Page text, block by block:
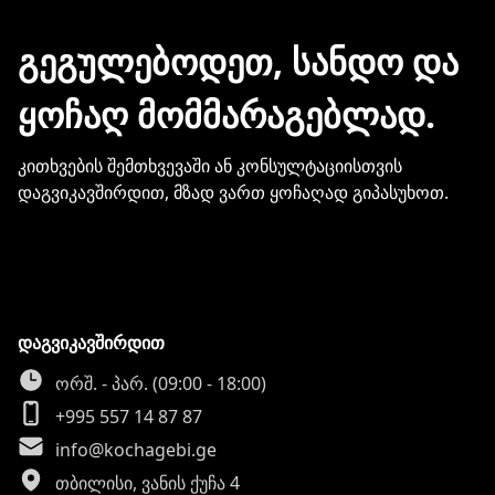
მონაცემების და სხვა პირადი
ინფორმაციის გაზიარება.
ᲒᲔᲒᲣᲚᲔᲑᲝᲓᲔᲗ, ᲡᲐᲜᲓᲝ ᲓᲐ
ᲧᲝᲩᲐᲦ ᲛᲝᲛᲛᲐᲠᲐᲒᲔᲑᲚᲐᲓ.
კითხვების შემთხვევაში ან კონსულტაციისთვის
დაგვიკავშირდით, მზად ვართ ყოჩაღად გიპასუხოთ.
დაგვიკავშირდით
ორშ. - პარ. (09:00 - 18:00)
+995 557 14 87 87
info@kochagebi.ge
თბილისი, ვანის ქუჩა 4